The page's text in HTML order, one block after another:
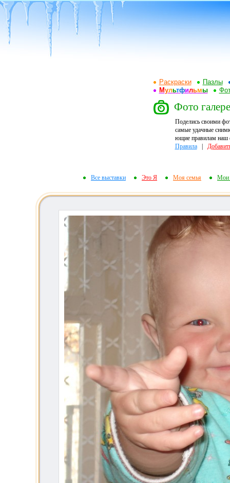
Раскраски
Пазлы
Мультфильмы
Фото
Поделись своими
самые удачные
ющие правилам наш
Правила|
Все выставки Это Я Моя семья Мои